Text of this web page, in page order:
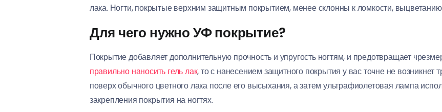
лака. Ногти, покрытые верхним защитным покрытием, менее склонны к ломкости,
Для чего нужно УФ покрытие?
Покрытие добавляет дополнительную прочность и упругость ногтям, и предотвращает
правильно наносить гель лак, то с нанесением защитного покрытия у вас точне не возникнет
поверх обычного цветного лака после его высыхания, а затем ультрафиолетовая лампа
закрепления покрытия на ногтях.